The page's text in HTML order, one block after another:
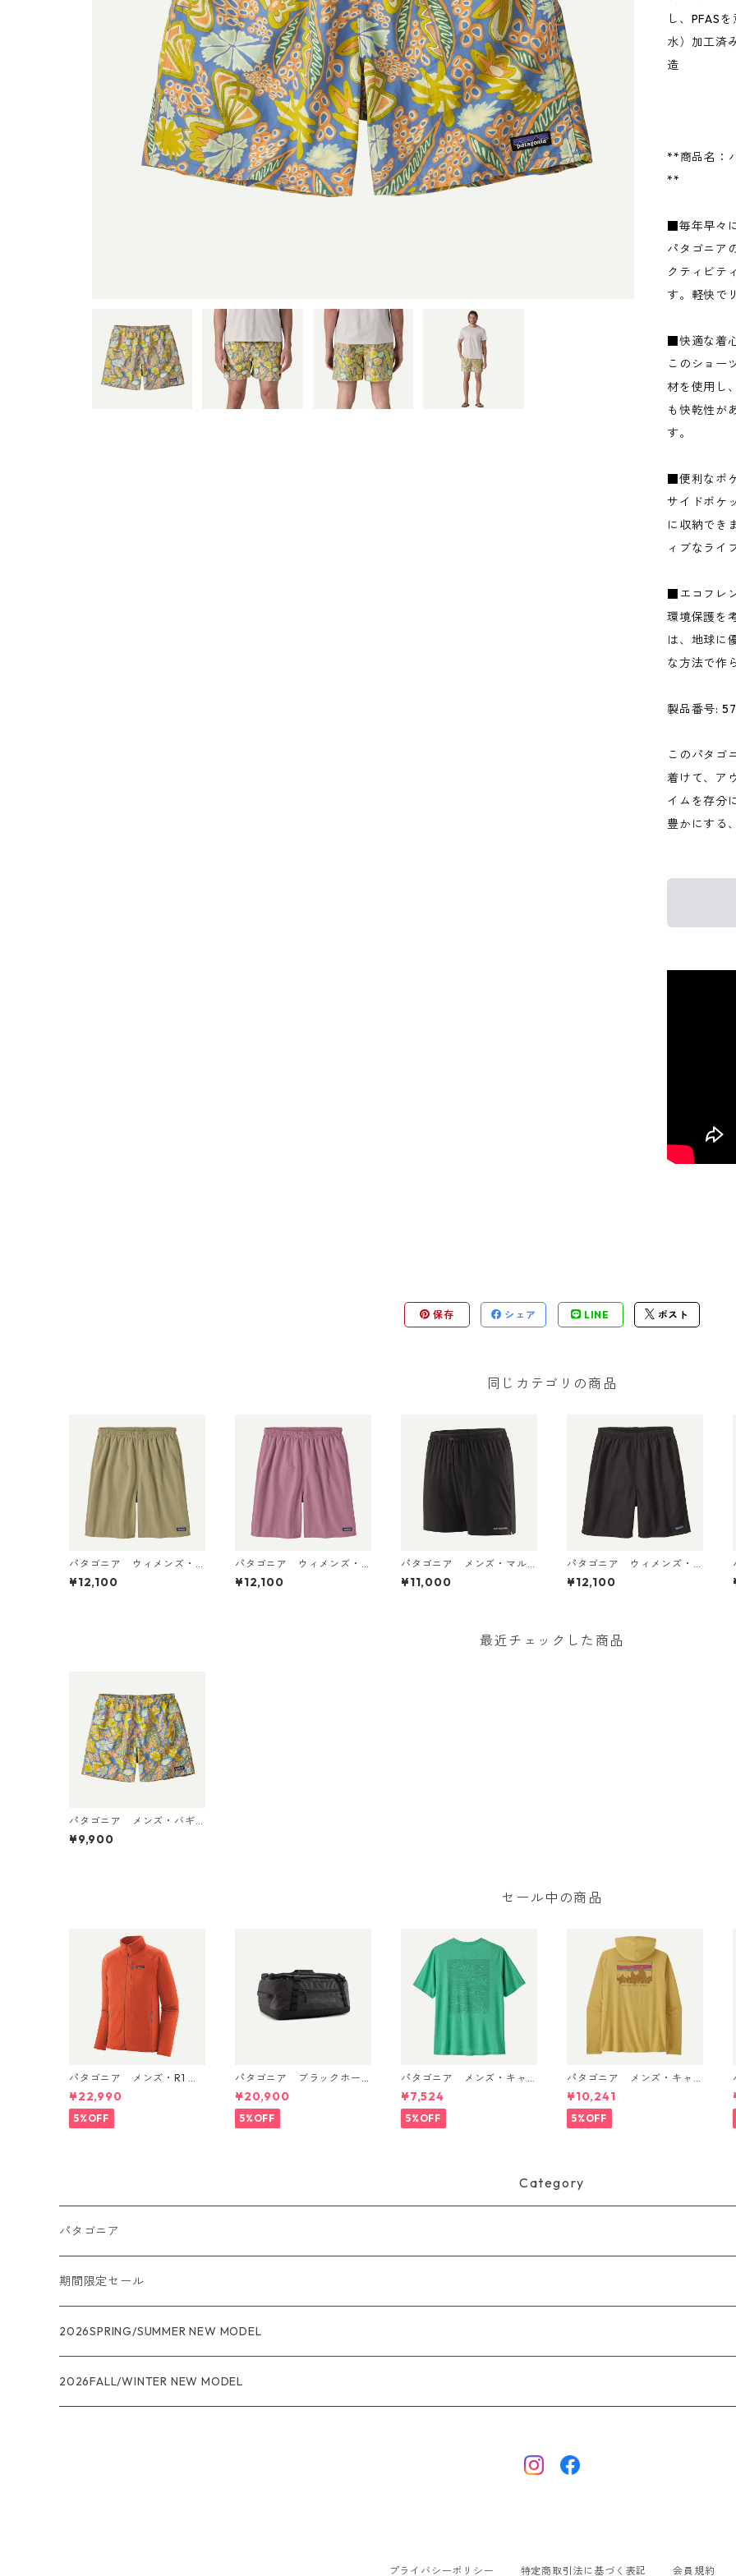
し、PFAS
水）加工済
造
**商品名：
**
■毎年早々
パタゴニア
クティビテ
す。軽快で
■快適な着
このショー
材を使用し
も快乾性が
す。
■便利なポ
サイドポケ
に収納でき
ィブなライ
■エコフレ
環境保護を
は、地球に
な方法で作
製品番号:
このパタゴ
着けて、ア
イムを存分
豊かにする
保存 シェア LINE ポスト
同じカテゴリの商品
パタゴニア ウィメンズ・
バギーズ・ロング Weather
ed Stone 57035 Patagoni
¥12,100
パタゴニア ウィメンズ・
バギーズ・ロング Light Vio
let 57035 Patagonia Wom
¥12,100
パタゴニア メンズ・マル
チ・トレイルズ・ショーツ
６インチ Black 57595 Pat
¥11,000
パタゴニア ウィメンズ・
バギーズ・ロング Black 57
035 Patagonia Women's B
¥12,100
最近チェックした商品
パタゴニア メンズ・バギ
ーズ・ショーツ ５インチ
(カラー Flourish: Abundan
¥9,900
セール中の商品
パタゴニア メンズ・R1 ジ
ャケット (カラー Coal Or
ange) Patagonia Men's R1
® Fleece Jacket 日本正規
品 製品番号 40129
¥22,990
5%OFF
パタゴニア ブラックホー
ル・ダッフル 40L Black w/
Black 49339 日本正規品
¥20,900
5%OFF
パタゴニア メンズ・キャ
プリーン・クール・デイリ
ー・シャツ（ストラタスパ
イア） (カラー Feather G
rey) Patagonia Men's Capi
¥7,524
5%OFF
パタゴニア メンズ・キャ
プリーン・クール・デイリ
ー・フーディ（'73 スカイラ
イン）(カラー Limestone Y
ellow - Light Limestone Y
番号 45469
¥10,241
5%OFF
Category
パタゴニア
メンズ
R1
R1エア
ウィメンズ
R1
ジャケット・アウター
期間限定セール
★★★
レインウェアー
2026SPRING/SUMMER NEW MODEL
2026FALL/WINTER NEW MODEL
プライバシーポリシー 特定商取引法に基づく表記 会員規約